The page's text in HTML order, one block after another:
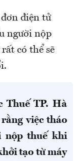
điện tử
người nộp
có thể sẽ
Thuế TP. Hà
việc tháo
nộp thuế khi
tạo từ máy